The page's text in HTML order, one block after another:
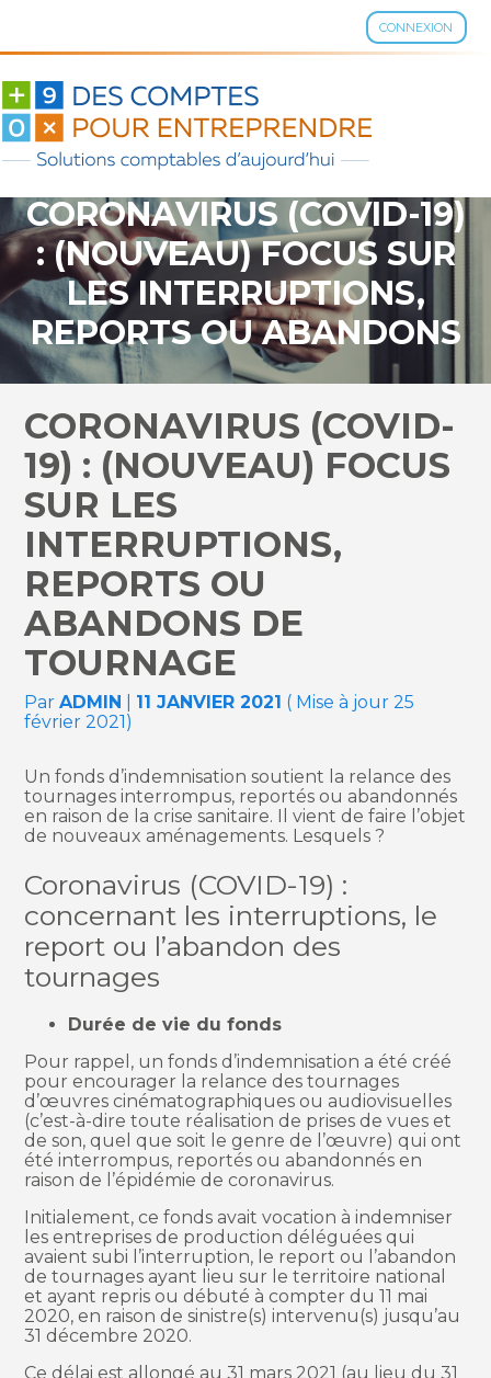
CONNEXION
Aller
contenu
CORONAVIRUS (COVID-19)
: (NOUVEAU) FOCUS SUR
LES INTERRUPTIONS,
REPORTS OU ABANDONS
DE TOURNAGE
CORONAVIRUS (COVID-
19) : (NOUVEAU) FOCUS
SUR LES
INTERRUPTIONS,
REPORTS OU
ABANDONS DE
TOURNAGE
ParADMIN 11 JANVIER 2021 ( Mise à jour 25
février 2021)
Un fonds d’indemnisation soutient la relance des
tournages interrompus, reportés ou abandonnés
en raison de la crise sanitaire. Il vient de faire l’objet
de nouveaux aménagements. Lesquels ?
Coronavirus (COVID-19) :
concernant les interruptions, le
report ou l’abandon des
tournages
Durée de vie du fonds
Pour rappel, un fonds d’indemnisation a été créé
pour encourager la relance des tournages
d’œuvres cinématographiques ou audiovisuelles
(c’est-à-dire toute réalisation de prises de vues et
de son, quel que soit le genre de l’œuvre) qui ont
été interrompus, reportés ou abandonnés en
raison de l’épidémie de coronavirus.
Initialement, ce fonds avait vocation à indemniser
les entreprises de production déléguées qui
avaient subi l’interruption, le report ou l’abandon
de tournages ayant lieu sur le territoire national
et ayant repris ou débuté à compter du 11 mai
2020, en raison de sinistre(s) intervenu(s) jusqu’au
31 décembre 2020.
Ce délai est allongé au 31 mars 2021 (au lieu du 31